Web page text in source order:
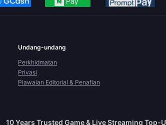
Undang-undang
Perkhidmatan
Privasi
Piawaian Editorial & Penafian
10 Years Trusted Game & Live Streaming Top-